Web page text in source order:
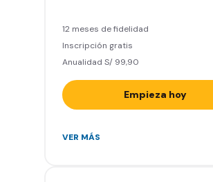
que quieras
12 meses de fidelidad
Inscripción gratis
Anualidad S/ 99,90
Empieza hoy
Entrena en todos los
VER MÁS